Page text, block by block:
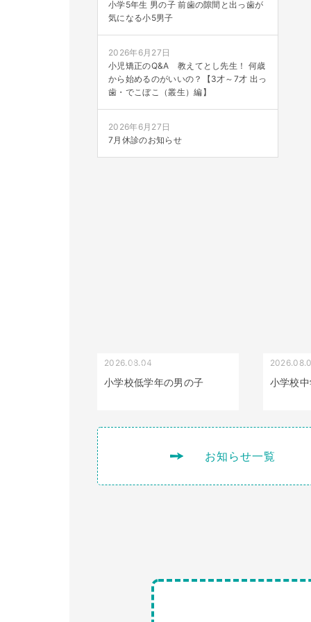
小学5年生 男の子 前歯の隙間と出っ歯が
気になる小5男子
2026年6月27日
小児矯正のQ&A 教えてとし先生！ 何歳
から始めるのがいいの？【3才～7才 出っ
歯・でこぼこ（叢生）編】
2026年6月27日
7月休診のお知らせ
受け口（しゃくれている）
2026.08.04
小学校低学年の男の子 小学校
お知らせ一覧